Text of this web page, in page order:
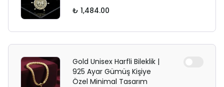
₺ 1,484.00
Gold Unisex Harfli Bileklik |
925 Ayar Gümüş Kişiye
Özel Minimal Tasarım